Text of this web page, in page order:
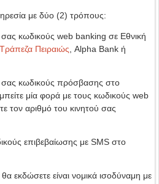
με δύο (2) τρόπους:
κωδικούς web banking σε Εθνική
Τράπεζα Πειραιώς , Alpha Bank ή
κωδικούς πρόσβασης στο
μία φορά με τους κωδικούς web
τον αριθμό του κινητού σας
επιβεβαίωσης με SMS στο
εκδώσετε είναι νομικά ισοδύναμη με